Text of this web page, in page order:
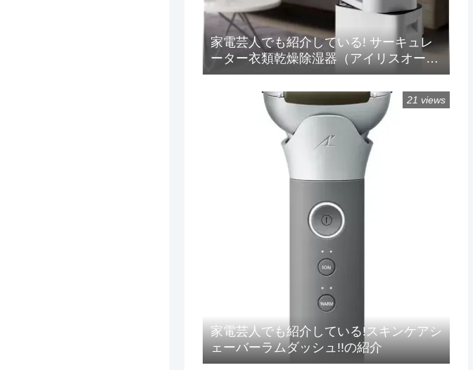
家電芸人でも紹介している! サーキュレ
ーター衣類乾燥除湿器（アイリスオーヤ
マ）!!の紹介
家電芸人でも紹介している!スキンケアシ
ェーバーラムダッシュ!!の紹介
21 views